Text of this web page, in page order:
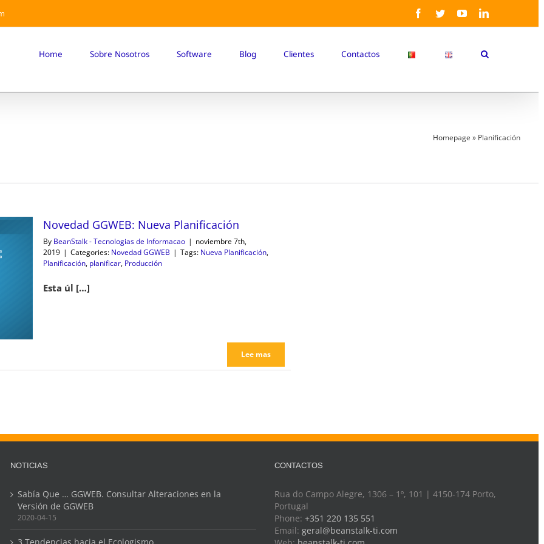
Facebook
TwitterYouTubeLinkedIn
Home Sobre Nosotros Software Blog Clientes Contactos
Homepage » Planificación
Novedad GGWEB: Nueva Planificación
By BeanStalk - Tecnologias de Informacao | noviembre 7th,
2019 | Categories: Novedad GGWEB | Tags: Nueva Planificación,
Planificación, planificar, Producción
Esta úl […]
Lee mas
NOTICIAS
Sabía Que … GGWEB. Consultar Alteraciones en la
Versión de GGWEB
2020-04-15
CONTACTOS
Rua do Campo Alegre, 1306 – 1º, 101 | 4150-174 Porto,
Portugal
Phone: +351 220 135 551
Email: geral@beanstalk-ti.com